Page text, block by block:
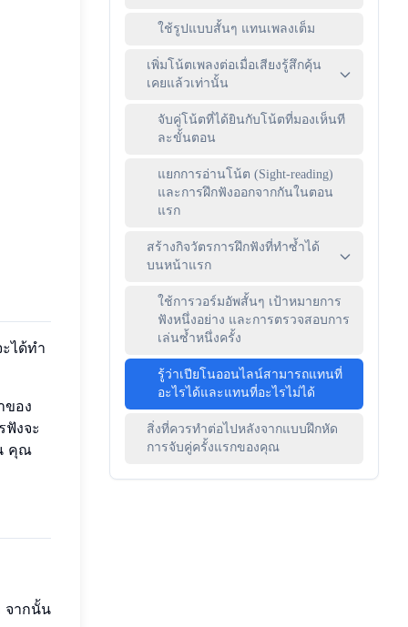
ได้ทำ
ของ
ฟังจะ
คุณ
จากนั้น
ใช้รูปแบบสั้นๆ แทนเพลงเต็ม
เพิ่มโน้ตเพลงต่อเมื่อเสียงรู้สึกคุ้น
เคยแล้วเท่านั้น
จับคู่โน้ตที่ได้ยินกับโน้ตที่มองเห็นที
ละขั้นตอน
แยกการอ่านโน้ต (Sight-reading)
และการฝึกฟังออกจากกันในตอน
แรก
สร้างกิจวัตรการฝึกฟังที่ทำซ้ำได้
บนหน้าแรก
ใช้การวอร์มอัพสั้นๆ เป้าหมายการ
ฟังหนึ่งอย่าง และการตรวจสอบการ
เล่นซ้ำหนึ่งครั้ง
รู้ว่าเปียโนออนไลน์สามารถแทนที่
อะไรได้และแทนที่อะไรไม่ได้
สิ่งที่ควรทำต่อไปหลังจากแบบฝึกหัด
การจับคู่ครั้งแรกของคุณ